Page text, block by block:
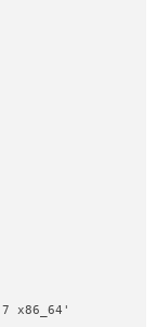
mb='auto'
notstrict --
--
notstrict --
x86_64'